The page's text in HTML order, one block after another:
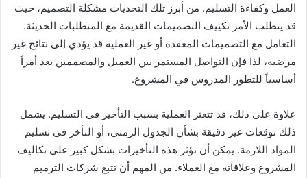
العمل وكفاءة التسليم. من أبرز تلك التحديات مشكلة التصميم، حيث
قد يتطلب الأمر تكييف التصميمات القديمة مع المتطلبات الحديثة.
التعامل مع التصميمات المعقدة أو غير العملية قد يؤدي إلى نتائج غير
مرضية، لذا فإن التواصل المستمر بين العميل والمصممين يعد أمراً
أساسياً للتطور المدروس في المشروع.
علاوة على ذلك، قد تتعثر العملية بسبب التأخير في التسليم. يشمل
ذلك توقعات غير دقيقة بشأن الجدول الزمني، أو التأخر في تسليم
المواد اللازمة. يمكن أن تؤثر هذه التأخيرات بشكل كبير على تكاليف
المشروع وعلاقاته مع العملاء. من المهم أن تتبع شركات الترميم